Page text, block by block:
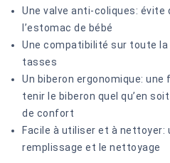
Une valve anti-coliques: évite
l’estomac de bébé
Une compatibilité sur toute
tasses
Un biberon ergonomique:
tenir le biberon quel qu’en
de confort
Facile à utiliser et à nettoyer:
remplissage et le nettoyage